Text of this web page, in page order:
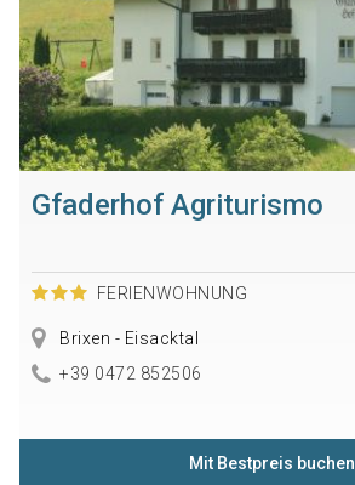
Gfaderhof Agriturismo
FERIENWOHNUNG
Brixen - Eisacktal
+39 0472 852506
Mit Bestpreis buchen